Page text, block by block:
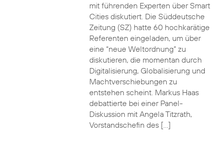
mit führenden Experten über Smart
Cities diskutiert. Die Süddeutsche
Zeitung (SZ) hatte 60 hochkarätige
Referenten eingeladen, um über
eine “neue Weltordnung” zu
diskutieren, die momentan durch
Digitalisierung, Globalisierung und
Machtverschiebungen zu
entstehen scheint. Markus Haas
debattierte bei einer Panel-
Diskussion mit Angela Titzrath,
Vorstandschefin des […]